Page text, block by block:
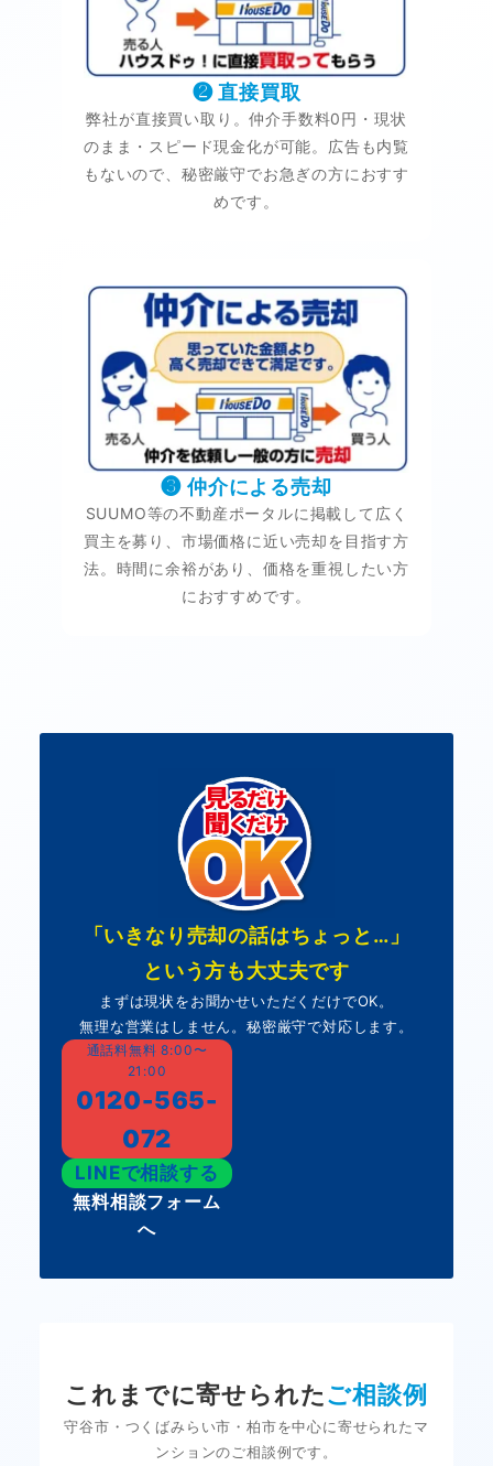
❷ 直接買取
弊社が直接買い取り。仲介手数料0円・現状
のまま・スピード現金化が可能。広告も内覧
もないので、秘密厳守でお急ぎの方におすす
めです。
❸ 仲介による売却
SUUMO等の不動産ポータルに掲載して広く
買主を募り、市場価格に近い売却を目指す方
法。時間に余裕があり、価格を重視したい方
におすすめです。
「いきなり売却の話はちょっと…」
という方も大丈夫です
まずは現状をお聞かせいただくだけでOK。
無理な営業はしません。秘密厳守で対応します。
通話料無料 8:00〜
21:00
0120-565-
072
LINEで相談する
無料相談フォーム
へ
これまでに寄せられたご相談例
守谷市・つくばみらい市・柏市を中心に寄せられたマ
ンションのご相談例です。